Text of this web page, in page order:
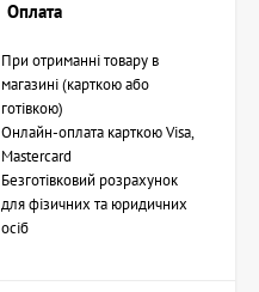
Оплата
При отриманні товару в
магазині (карткою або
готівкою)
Онлайн-оплата карткою Visa,
Mastercard
Безготівковий розрахунок
для фізичних та юридичних
осіб